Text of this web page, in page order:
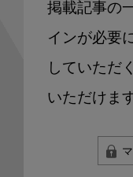
掲載記事の
インが必要
していただ
いただけま